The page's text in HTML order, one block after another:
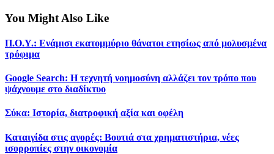
You Might Also Like
Π.Ο.Υ.: Ενάμισι εκατομμύριο θάνατοι ετησίως από μολυσμένα
τρόφιμα
Google Search: Η τεχνητή νοημοσύνη αλλάζει τον τρόπο που
ψάχνουμε στο διαδίκτυο
Σύκα: Ιστορία, διατροφική αξία και οφέλη
Καταιγίδα στις αγορές: Βουτιά στα χρηματιστήρια, νέες
ισορροπίες στην οικονομία